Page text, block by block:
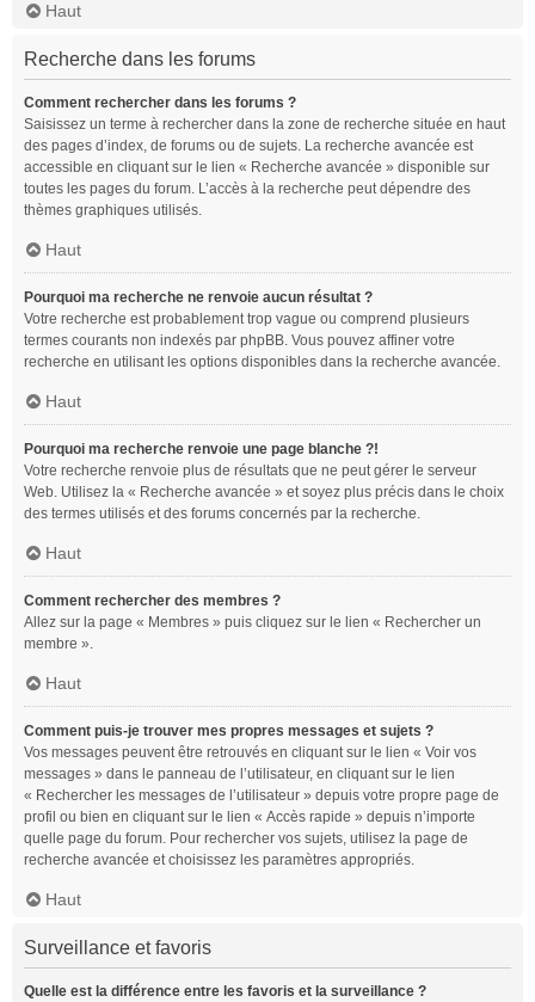
Haut
Recherche dans les forums
Comment rechercher dans les forums ?
Saisissez un terme à rechercher dans la zone de recherche située en haut
des pages d’index, de forums ou de sujets. La recherche avancée est
accessible en cliquant sur le lien « Recherche avancée » disponible sur
toutes les pages du forum. L’accès à la recherche peut dépendre des
thèmes graphiques utilisés.
Haut
Pourquoi ma recherche ne renvoie aucun résultat ?
Votre recherche est probablement trop vague ou comprend plusieurs
termes courants non indexés par phpBB. Vous pouvez affiner votre
recherche en utilisant les options disponibles dans la recherche avancée.
Haut
Pourquoi ma recherche renvoie une page blanche ?!
Votre recherche renvoie plus de résultats que ne peut gérer le serveur
Web. Utilisez la « Recherche avancée » et soyez plus précis dans le choix
des termes utilisés et des forums concernés par la recherche.
Haut
Comment rechercher des membres ?
Allez sur la page « Membres » puis cliquez sur le lien « Rechercher un
membre ».
Haut
Comment puis-je trouver mes propres messages et sujets ?
Vos messages peuvent être retrouvés en cliquant sur le lien « Voir vos
messages » dans le panneau de l’utilisateur, en cliquant sur le lien
« Rechercher les messages de l’utilisateur » depuis votre propre page de
profil ou bien en cliquant sur le lien « Accès rapide » depuis n’importe
quelle page du forum. Pour rechercher vos sujets, utilisez la page de
recherche avancée et choisissez les paramètres appropriés.
Haut
Surveillance et favoris
Quelle est la différence entre les favoris et la surveillance ?